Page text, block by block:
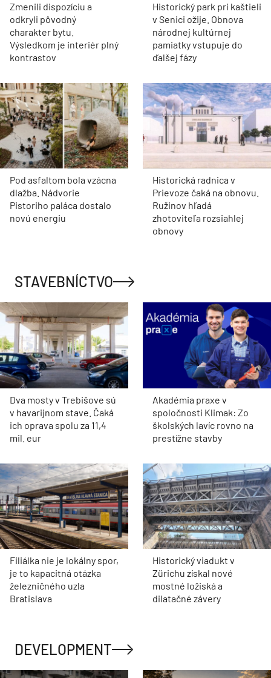
Zmenili dispozíciu a
odkryli pôvodný
charakter bytu.
Výsledkom je interiér plný
kontrastov
Historický park pri kaštieli
v Senici ožije. Obnova
národnej kultúrnej
pamiatky vstupuje do
ďalšej fázy
Pod asfaltom bola vzácna
dlažba. Nádvorie
Pistoriho paláca dostalo
novú energiu
Historická radnica v
Prievoze čaká na obnovu.
Ružinov hľadá
zhotoviteľa rozsiahlej
obnovy
STAVEBNÍCTVO
Dva mosty v Trebišove sú
v havarijnom stave. Čaká
ich oprava spolu za 11,4
mil. eur
Akadémia praxe v
spoločnosti Klimak: Zo
školských lavíc rovno na
prestížne stavby
Filiálka nie je lokálny spor,
je to kapacitná otázka
železničného uzla
Bratislava
Historický viadukt v
Zürichu získal nové
mostné ložiská a
dilatačné závery
DEVELOPMENT